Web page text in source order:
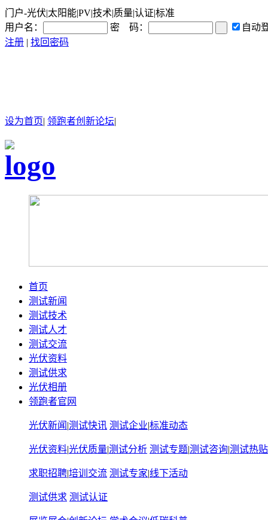
门户-光伏|太阳能|PV|技术|质量|认证|标准
用户名：
密 码：
自动
注册 | 找回密码
设为首页| 领跑者创新论坛|
首页
测试新闻
测试技术
测试人才
测试交流
光伏资料
测试供求
光伏相册
领跑者官网
光伏新闻 |测试快讯 测试企业|标准动态
光伏资料|光伏质量|测试分析 测试专题|测试咨询|测试热贴
求职招聘|培训交流 测试专家|线下活动
测试供求 测试认证